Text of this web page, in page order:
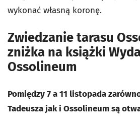
wykonać własną koronę.
Zwiedzanie tarasu
zniżka na książki
Ossolineum
Pomiędzy 7 a 11 listopada
Tadeusza jak i Ossolineum są